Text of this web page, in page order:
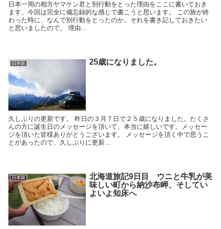
日本一周の相方ヤマケン君と別行動をとった理由をここに書いておき
ます。今回は完全に備忘録的な感じで書こうと思います。 この旅が終
わった時に、なんで別行動をとったのか。それを書き記しておきたい
と思いましたので。 理由...
日本旅 25歳になりました。
久しぶりの更新です。 昨日の３月７日で２５歳になりました。たくさ
んの方に誕生日のメッセージを頂いて、本当に嬉しいです。メッセー
ジを頂いた皆様ありがとうございます。 メッセージを頂く中で思うこ
とがあったので、久しぶりに更新...
日本旅
北海道旅記9日目 ウニと牛乳が美
味しい町から納沙布岬、そしてい
よいよ知床へ